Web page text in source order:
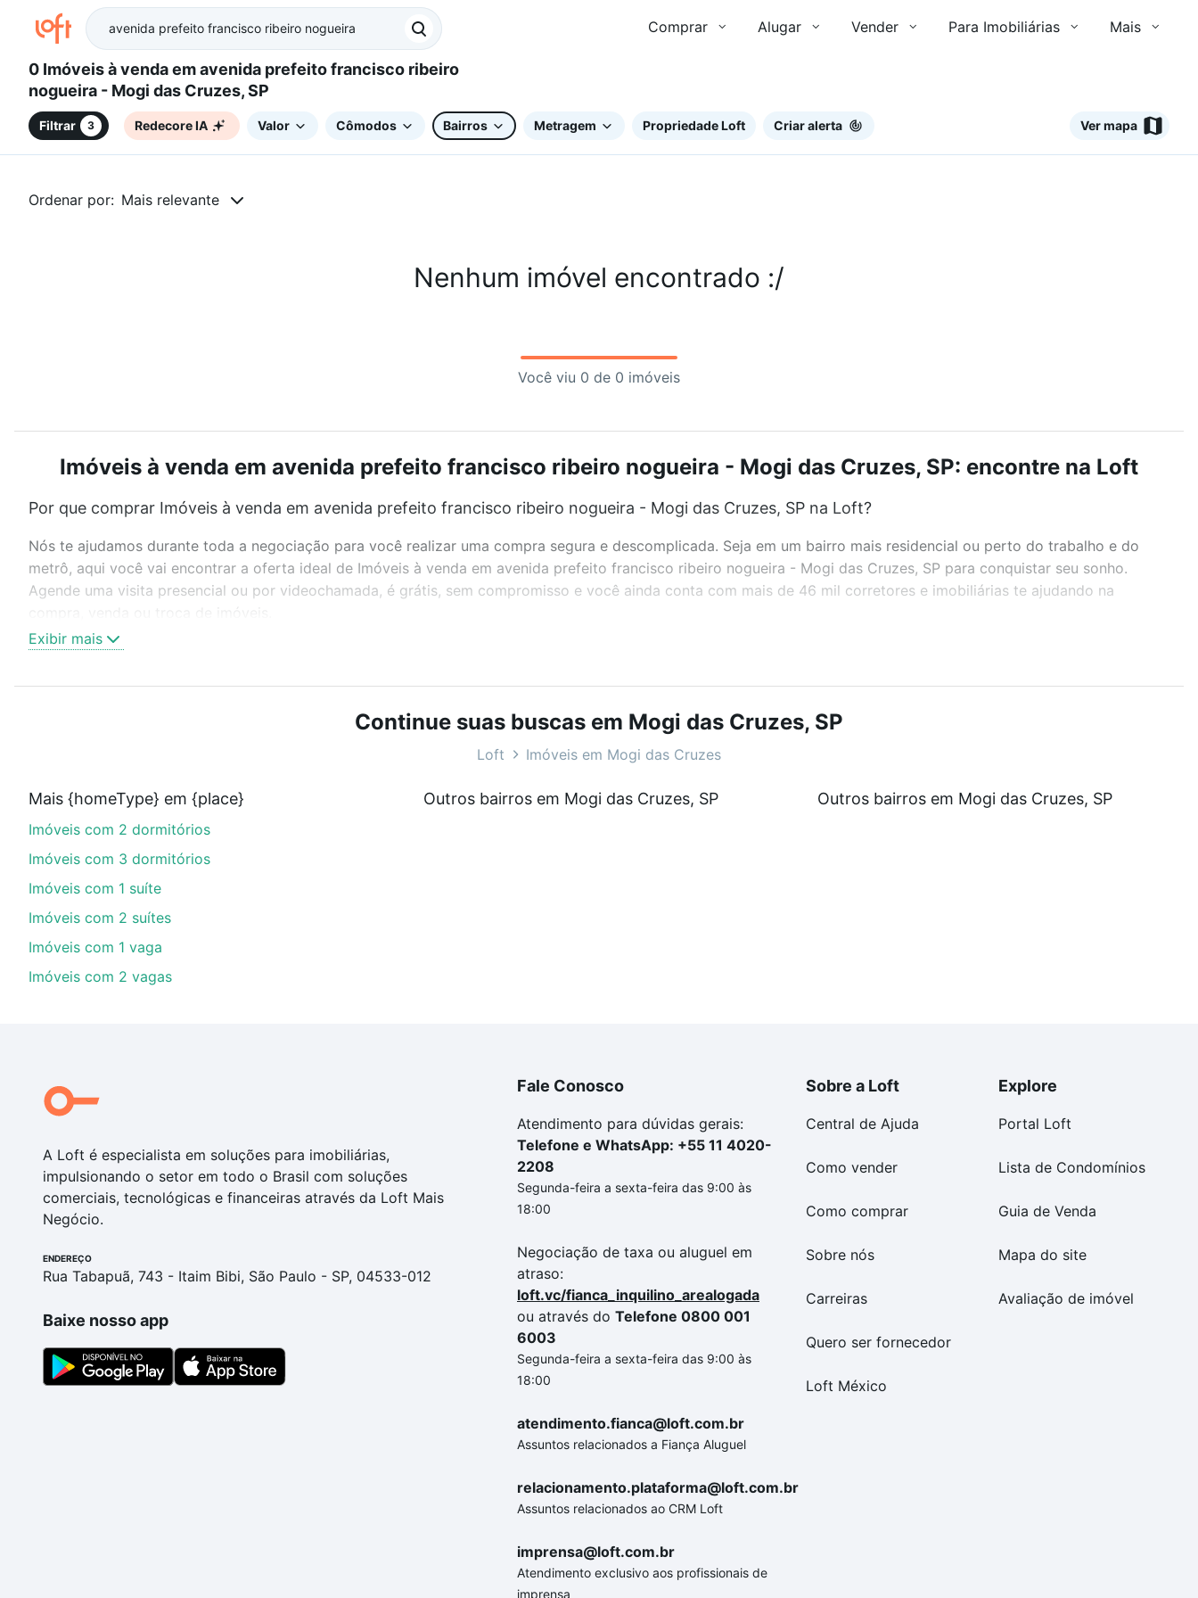
Comprar Alugar Vender Para Imobiliárias Mais
0 Imóveis à venda em avenida prefeito francisco ribeiro
nogueira - Mogi das Cruzes, SP
Filtrar 3 Redecore IA Valor Cômodos Bairros Metragem Propriedade Loft Criar alerta Ver mapa
Ordenar por: Mais relevante
Nenhum imóvel encontrado :/
Você viu 0 de 0 imóveis
Imóveis à venda em avenida prefeito francisco ribeiro nogueira - Mogi das Cruzes, SP: encontre na Loft
Por que comprar Imóveis à venda em avenida prefeito francisco ribeiro nogueira - Mogi das Cruzes, SP na Loft?
Nós te ajudamos durante toda a negociação para você realizar uma compra segura e descomplicada. Seja em um bairro mais residencial ou perto do trabalho e do
metrô, aqui você vai encontrar a oferta ideal de Imóveis à venda em avenida prefeito francisco ribeiro nogueira - Mogi das Cruzes, SP para conquistar seu sonho.
Agende uma visita presencial ou por videochamada, é grátis, sem compromisso e você ainda conta com mais de 46 mil corretores e imobiliárias te ajudando na
Como escolher um imóvel?
Use barra de busca no topo para pesquisar por ruas, bairros e até condomínios favoritos. Você também pode usar os filtros como quantidade de quartos, suítes, com
ou sem vaga de garagem para combinar perfeitamente com o preço, metragem e comodidades, como piscina, academia, salão de festas ou área verde e encontrar
Imóveis à venda em avenida prefeito francisco ribeiro nogueira - Mogi das Cruzes, SP ideal para você na Loft.
Aqui na Loft temos a oferta ideal para você, com Imóveis à venda em avenida prefeito francisco ribeiro nogueira - Mogi das Cruzes, SP que custam a partir de R$ 0 e
com nossas opções de financiamento imobiliário as parcelas podem se adequar ao seu orçamento. Se ainda tem alguma dúvida dos custos envolvidos no processo de
compra, veja em nosso portal
Exibir mais
Continue suas buscas em Mogi das Cruzes, SP
Loft Imóveis em Mogi das Cruzes
Mais {homeType} em {place}
Imóveis com 2 dormitórios
Imóveis com 3 dormitórios
Imóveis com 1 suíte
Imóveis com 2 suítes
Imóveis com 1 vaga
Imóveis com 2 vagas
Outros bairros em Mogi das Cruzes, SP Outros bairros em Mogi das Cruzes, SP
A Loft é especialista em soluções para imobiliárias,
impulsionando o setor em todo o Brasil com soluções
comerciais, tecnológicas e financeiras através da Loft Mais
Negócio.
ENDEREÇO
Rua Tabapuã, 743 - Itaim Bibi, São Paulo - SP, 04533-012
Baixe nosso app
Fale Conosco
Atendimento para dúvidas gerais:
Telefone e WhatsApp: +55 11 4020-
2208
Segunda-feira a sexta-feira das 9:00 às
18:00
Negociação de taxa ou aluguel em
atraso:
loft.vc/fianca_inquilino_arealogada
ou através do Telefone 0800 001
6003
Segunda-feira a sexta-feira das 9:00 às
18:00
atendimento.fianca@loft.com.br
Assuntos relacionados a Fiança Aluguel
relacionamento.plataforma@loft.com.br
Assuntos relacionados ao CRM Loft
imprensa@loft.com.br
Atendimento exclusivo aos profissionais de
imprensa
Sobre a Loft
Central de Ajuda
Como vender
Como comprar
Sobre nós
Carreiras
Quero ser fornecedor
Loft México
Explore
Portal Loft
Lista de Condomínios
Guia de Venda
Mapa do site
Avaliação de imóvel